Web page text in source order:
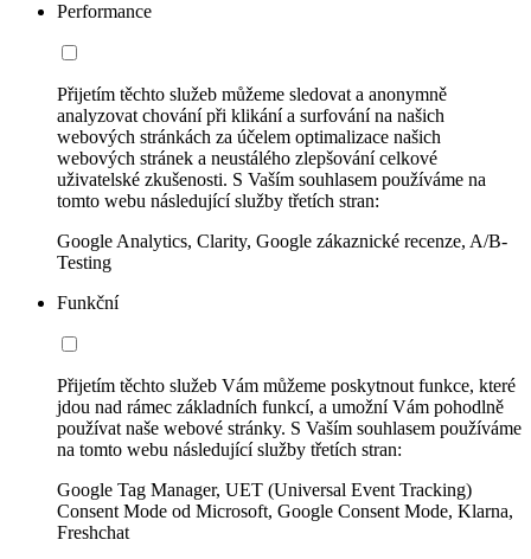
Performance
Přijetím těchto služeb můžeme sledovat a anonymně
analyzovat chování při klikání a surfování na našich
webových stránkách za účelem optimalizace našich
webových stránek a neustálého zlepšování celkové
uživatelské zkušenosti. S Vaším souhlasem používáme na
tomto webu následující služby třetích stran:
Google Analytics, Clarity, Google zákaznické recenze, A/B-
Testing
Funkční
Přijetím těchto služeb Vám můžeme poskytnout funkce, které
jdou nad rámec základních funkcí, a umožní Vám pohodlně
používat naše webové stránky. S Vaším souhlasem používáme
na tomto webu následující služby třetích stran:
Google Tag Manager, UET (Universal Event Tracking)
Consent Mode od Microsoft, Google Consent Mode, Klarna,
Freshchat